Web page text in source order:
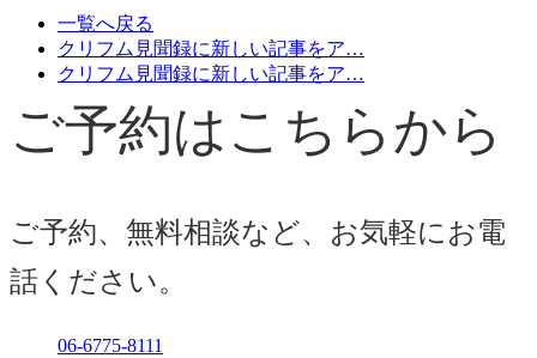
一覧へ戻る
クリフム見聞録に新しい記事をア…
クリフム見聞録に新しい記事をア…
ご予約はこちらから
ご予約、無料相談など、お気軽にお電
話ください。
06-6775-8111